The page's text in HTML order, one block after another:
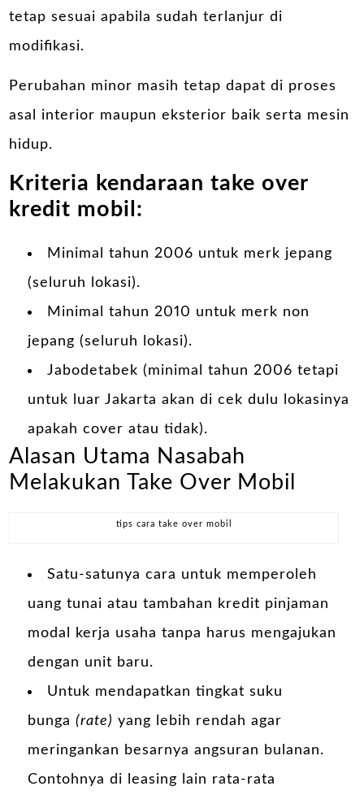
tetap sesuai apabila sudah terlanjur di
modifikasi.
Perubahan minor masih tetap dapat di proses
asal interior maupun eksterior baik serta mesin
hidup.
Kriteria kendaraan take over
kredit mobil:
Minimal tahun 2006 untuk merk jepang
(seluruh lokasi).
Minimal tahun 2010 untuk merk non
jepang (seluruh lokasi).
Jabodetabek (minimal tahun 2006 tetapi
untuk luar Jakarta akan di cek dulu lokasinya
apakah cover atau tidak).
Alasan Utama Nasabah
Melakukan Take Over Mobil
tips cara take over mobil
Satu-satunya cara untuk memperoleh
uang tunai atau tambahan kredit pinjaman
modal kerja usaha tanpa harus mengajukan
dengan unit baru.
Untuk mendapatkan tingkat suku
bunga (rate) yang lebih rendah agar
meringankan besarnya angsuran bulanan.
Contohnya di leasing lain rata-rata